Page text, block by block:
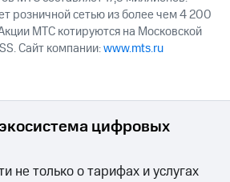
розничной сетью из более чем 4 200
МТС котируются на Московской
Сайт компании:www.mts.ru
цифровых
не только о тарифах и услугах